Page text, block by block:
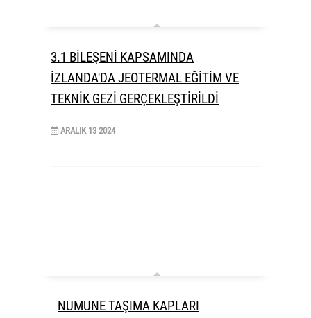
3.1 BİLEŞENİ KAPSAMINDA
İZLANDA'DA JEOTERMAL EĞİTİM VE
TEKNİK GEZİ GERÇEKLEŞTİRİLDİ
ARALIK 13 2024
NUMUNE TAŞIMA KAPLARI